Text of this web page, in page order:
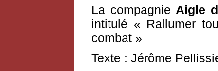
La compagnie Aigle
intitulé « Rallumer
combat »
Texte : Jérôme